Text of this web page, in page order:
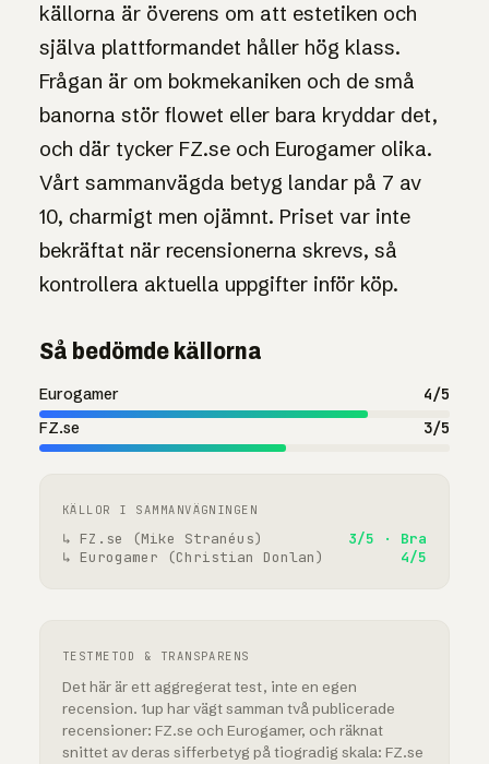
källorna är överens om att estetiken och
själva plattformandet håller hög klass.
Frågan är om bokmekaniken och de små
banorna stör flowet eller bara kryddar det,
och där tycker FZ.se och Eurogamer olika.
Vårt sammanvägda betyg landar på 7 av
10, charmigt men ojämnt. Priset var inte
bekräftat när recensionerna skrevs, så
kontrollera aktuella uppgifter inför köp.
Så bedömde källorna
Eurogamer
4/5
FZ.se
3/5
KÄLLOR I SAMMANVÄGNINGEN
↳ FZ.se (Mike Stranéus)
3/5 · Bra
↳ Eurogamer (Christian Donlan)
4/5
TESTMETOD & TRANSPARENS
Det här är ett aggregerat test, inte en egen
recension. 1up har vägt samman två publicerade
recensioner: FZ.se och Eurogamer, och räknat
snittet av deras sifferbetyg på tiogradig skala: FZ.se